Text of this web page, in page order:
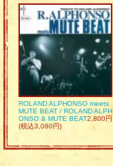
ROLAND ALPHONSO meets
MUTE BEAT / ROLAND ALPH
ONSO & MUTE BEAT2,800円
(税込3,080円)